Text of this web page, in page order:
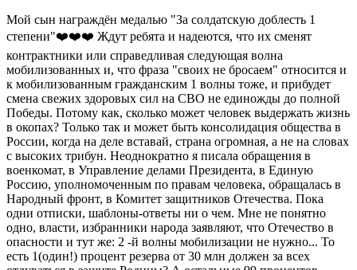
Мой сын награждён медалью "За солдатскую доблесть 1
степени"❤️❤️❤️ Ждут ребята и надеются, что их сменят
контрактники или справедливая следующая волна
мобилизованных и, что фраза "своих не бросаем" относится и
к мобилизованным гражданским 1 волны тоже, и прибудет
смена свежих здоровых сил на СВО не единожды до полной
Победы. Потому как, сколько может человек выдержать жизнь
в окопах? Только так и может быть консолидация общества в
России, когда на деле вставай, страна огромная, а не на словах
с высоких трибун. Неоднократно я писала обращения в
военкомат, в Управление делами Президента, в Единую
Россию, уполномоченным по правам человека, обращалась в
Народный фронт, в Комитет защитников Отечества. Пока
одни отписки, шаблоны-ответы ни о чем. Мне не понятно
одно, власти, избранники народа заявляют, что Отечество в
опасности и тут же: 2 -й волны мобилизации не нужно... То
есть 1(один!) процент резерва от 30 млн должен за всех